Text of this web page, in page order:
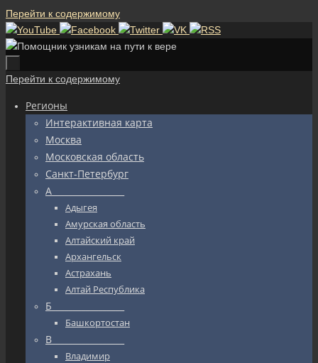
Перейти к содержимому
Перейти к содержимому
Регионы
Интерактивная карта
Москва
Московская область
Санкт-Петербург
А_________________
Адыгея
Амурская область
Алтайский край
Архангельск
Астрахань
Алтай Республика
Б_________________
Башкортостан
В_________________
Владимир